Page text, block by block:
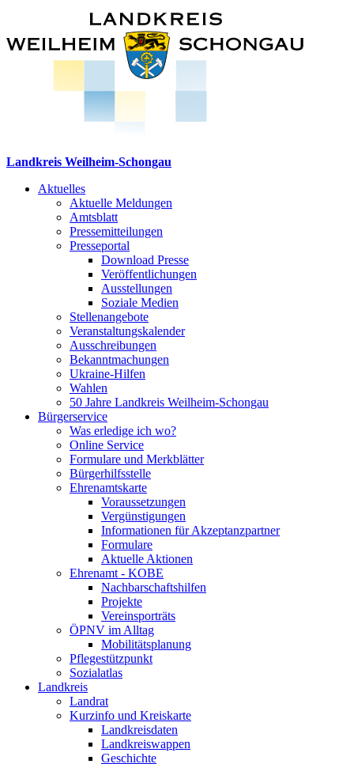
Landkreis Weilheim-Schongau
Aktuelles
Aktuelle Meldungen
Amtsblatt
Pressemitteilungen
Presseportal
Download Presse
Veröffentlichungen
Ausstellungen
Soziale Medien
Stellenangebote
Veranstaltungskalender
Ausschreibungen
Bekanntmachungen
Ukraine-Hilfen
Wahlen
50 Jahre Landkreis Weilheim-Schongau
Bürgerservice
Was erledige ich wo?
Online Service
Formulare und Merkblätter
Bürgerhilfsstelle
Ehrenamtskarte
Voraussetzungen
Vergünstigungen
Informationen für Akzeptanzpartner
Formulare
Aktuelle Aktionen
Ehrenamt - KOBE
Nachbarschaftshilfen
Projekte
Vereinsporträts
ÖPNV im Alltag
Mobilitätsplanung
Pflegestützpunkt
Sozialatlas
Landkreis
Landrat
Kurzinfo und Kreiskarte
Landkreisdaten
Landkreiswappen
Geschichte